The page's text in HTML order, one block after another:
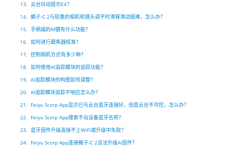
Vimble 2S
VLOG pocket
ELLA
SPG2
飞宇蝎子-C
飞宇蝎子 Pro
飞宇蝎子
AK2000C
WG2X
WG2
13. 云台抖动提示E4？
14. 蝎子-C 2与较重的相机和镜头调平时滑臂滑动困难，怎么办？
15. 手柄端的M键有什么功能？
16. 如何进行跟焦器校准？
17. 控制相机方式有多少种？
18. 如何使用AI追踪模块的追踪功能？
19. AI追踪模块的构图如何调整？
20. AI追踪模块追踪不响应怎么办？
21. Feiyu Scorp App显示已与云台蓝牙连接好，但是云台不可控，怎么办？
22. Feiyu Scorp App搜索不出设备蓝牙名称？
23. 蓝牙固件升级连接不上WiFi或升级中失败？
24. Feiyu Scorp App连接蝎子-C 2没法升级AI固件？